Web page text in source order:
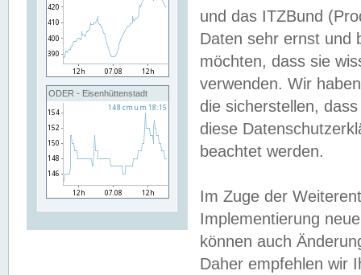
ODER - Eisenhüttenstadt
und das ITZBund
Daten sehr ernst und
möchten, dass sie
verwenden. Wir
die sicherstellen,
diese
beachtet werden.
Im Zuge der
Implementierung
können auch
Daher empfehlen wir